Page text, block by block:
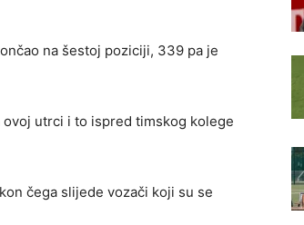
na šestoj poziciji, 339 pa je
utrci i to ispred timskog kolege
čega slijede vozači koji su se